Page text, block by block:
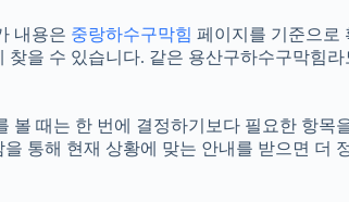
내용은 중랑하수구막힘 페이지를 기준으로
찾을 수 있습니다. 같은 용산구하수구막힘
볼 때는 한 번에 결정하기보다 필요한 항
통해 현재 상황에 맞는 안내를 받으면 더